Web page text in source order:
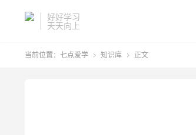
好好学习
天天向上
当前位置： 七点爱学  知识库  正文